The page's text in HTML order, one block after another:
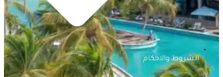
الشروط والاحكام